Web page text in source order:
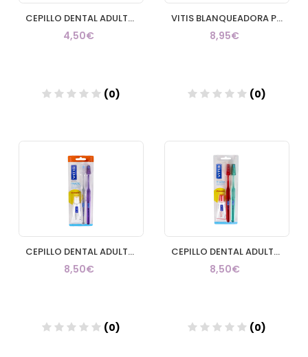
CEPILLO DENTAL ADULTO VITIS MEDIO
4,50€
(0)
VITIS BLANQUEADORA PASTA DENTIFRICA 1 ENVASE 100 ml
8,95€
(0)
CEPILLO DENTAL ADULTO VITIS ACCESS MEDIO BLISTER 2 UNIDADES
8,50€
(0)
CEPILLO DENTAL ADULTO VITIS MEDIO DUPLO
8,50€
(0)